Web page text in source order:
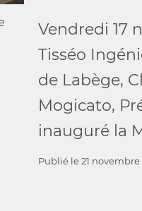
Vendredi 17
Tisséo
de Labège,
Mogicato,
inauguré la
Publié le21 novembre